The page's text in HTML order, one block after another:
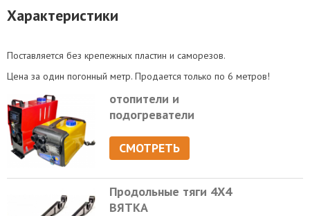
Характеристики
Поставляется без крепежных пластин и саморезов.
Цена за один погонный метр. Продается только по 6 метров!
отопители и
подогреватели
СМОТРЕТЬ
Продольные тяги 4Х4
ВЯТКА